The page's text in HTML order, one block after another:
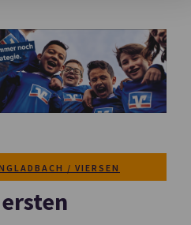
/ VIERSEN